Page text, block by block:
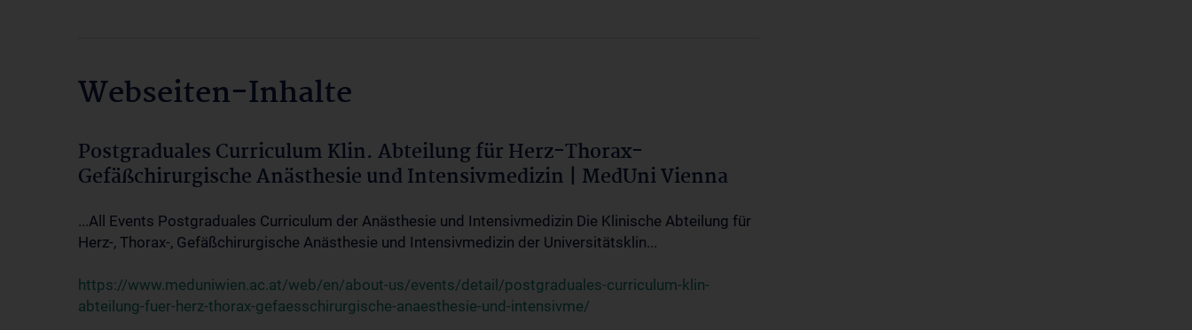
Webseiten-Inhalte
Postgraduales Curriculum Klin. Abteilung für Herz-Thorax-
Gefäßchirurgische Anästhesie und Intensivmedizin | MedUni Vienna
...All Events Postgraduales Curriculum der Anästhesie und Intensivmedizin Die Klinische Abteilung für
Herz-, Thorax-, Gefäßchirurgische Anästhesie und Intensivmedizin der Universitätsklin...
https://www.meduniwien.ac.at/web/en/about-us/events/detail/postgraduales-curriculum-klin-
abteilung-fuer-herz-thorax-gefaesschirurgische-anaesthesie-und-intensivme/